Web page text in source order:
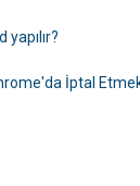
İptal